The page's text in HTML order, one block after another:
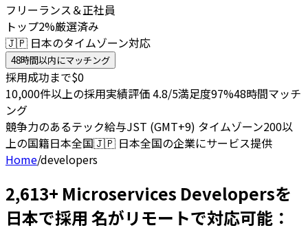
フリーランス＆正社員
トップ2%厳選済み
🇯🇵 日本のタイムゾーン対応
48時間以内にマッチング
採用成功まで$0
10,000件以上の採用実績評価 4.8/5満足度97%48時間マッチ
ング
競争力のあるテック給与JST (GMT+9) タイムゾーン200以
上の国籍日本全国🇯🇵 日本全国の企業にサービス提供
Home/developers
2,613+ Microservices Developersを
日本で採用 名がリモートで対応可能：